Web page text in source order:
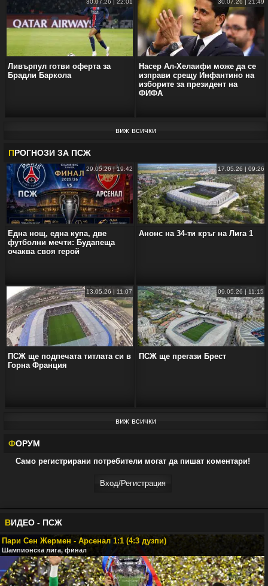
Ливърпул готви оферта за
Брадли Баркола
Насер Ал-Хелаифи може да се
изправи срещу Инфантино на
изборите за президент на
ФИФА
виж всички
ПРОГНОЗИ ЗА ПСЖ
29.05.26 | 19:42
Една нощ, една купа, две
футболни мечти: Будапеща
очаква своя герой
17.05.26 | 09:26
Анонс на 34-ти кръг на Лига 1
13.05.26 | 11:07
ПСЖ ще подпечата титлата си в
Горна Франция
09.05.26 | 11:15
ПСЖ ще прегази Брест
виж всички
ФОРУМ
Само регистрирани потребители могат да пишат коментари!
Вход/Регистрaция
ВИДЕО - ПСЖ
Пари Сен Жермен - Арсенал 1:1 (4:3 дузпи)
Шампионска лига, финал